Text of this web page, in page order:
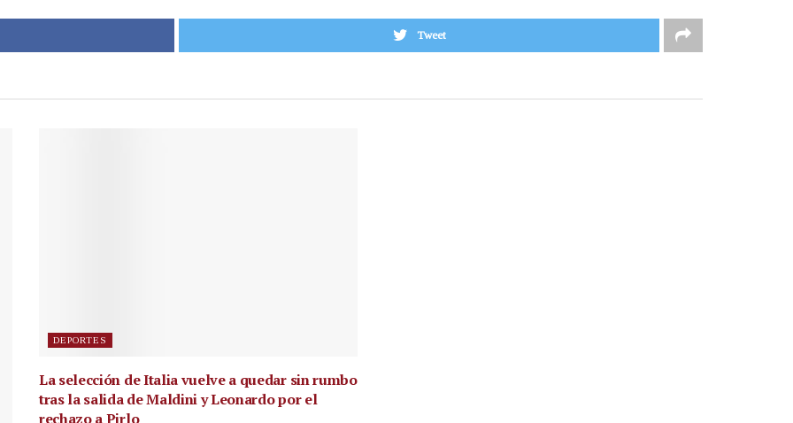
Tweet
DEPORTES
La selección de Italia vuelve a quedar sin rumbo
tras la salida de Maldini y Leonardo por el
rechazo a Pirlo